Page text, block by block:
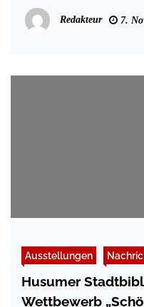
Redakteur 7.
Ausstellungen
Husumer
Wettbewerb